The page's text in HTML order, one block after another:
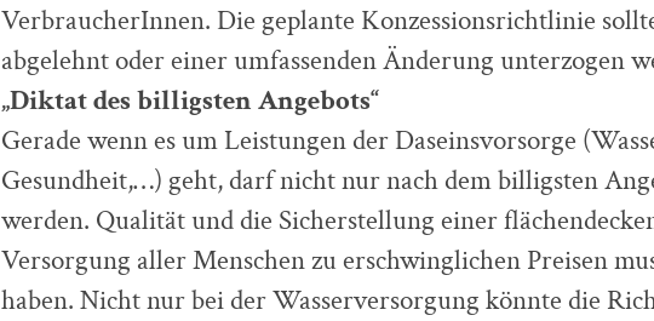
VerbraucherInnen. Die geplante Konzessionsrichtlinie
abgelehnt oder einer umfassenden Änderung unterzogen
„Diktat des billigsten Angebots“
Gerade wenn es um Leistungen der Daseinsvorsorge
Gesundheit,…) geht, darf nicht nur nach dem billigsten
werden. Qualität und die Sicherstellung einer
Versorgung aller Menschen zu erschwinglichen Preisen
haben. Nicht nur bei der Wasserversorgung könnte die